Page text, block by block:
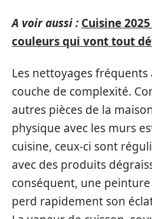
A voir aussi : Cuisine
couleurs qui vont tout
Les nettoyages
couche de complexité.
autres pièces de la
physique avec les murs
cuisine, ceux-ci sont
avec des produits
conséquent, une
perd rapidement son